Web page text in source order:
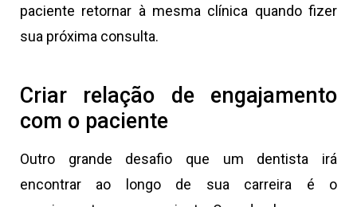
paciente retornar à mesma clínica quando fizer
sua próxima consulta.
Criar relação de engajamento
com o paciente
Outro grande desafio que um dentista irá
encontrar ao longo de sua carreira é o